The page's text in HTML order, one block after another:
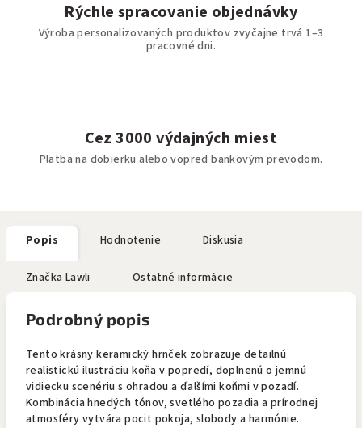
Rýchle spracovanie objednávky
Výroba personalizovaných produktov zvyčajne trvá 1–3
pracovné dni.
Cez 3000 výdajných miest
Platba na dobierku alebo vopred bankovým prevodom.
Popis Hodnotenie Diskusia
Značka Lawli Ostatné informácie
Podrobný popis
Tento krásny keramický hrnček zobrazuje detailnú
realistickú ilustráciu koňa v popredí, doplnenú o jemnú
vidiecku scenériu s ohradou a ďalšími koňmi v pozadí.
Kombinácia hnedých tónov, svetlého pozadia a prírodnej
atmosféry vytvára pocit pokoja, slobody a harmónie.